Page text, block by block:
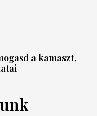
a kamaszt,